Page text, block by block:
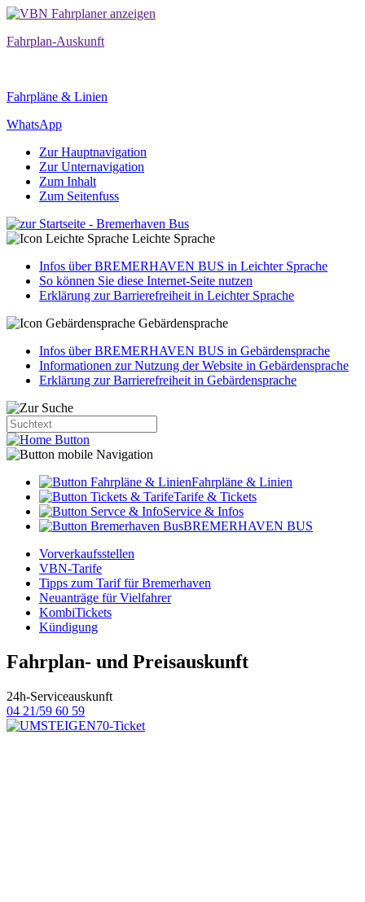
Fahrplan-Auskunft
Fahrpläne & Linien
WhatsApp
Zur Hauptnavigation
Zur Unternavigation
Zum Inhalt
Zum Seitenfuss
Leichte Sprache
Infos über BREMERHAVEN BUS in Leichter Sprache
So können Sie diese Internet-Seite nutzen
Erklärung zur Barrierefreiheit in Leichter Sprache
Gebärdensprache
Infos über BREMERHAVEN BUS in Gebärdensprache
Informationen zur Nutzung der Website in Gebärdensprache
Erklärung zur Barrierefreiheit in Gebärdensprache
Fahrpläne & Linien
Tarife & Tickets
Service & Infos
BREMERHAVEN BUS
Vorverkaufsstellen
VBN-Tarife
Tipps zum Tarif für Bremerhaven
Neuanträge für Vielfahrer
KombiTickets
Kündigung
Fahrplan- und Preisauskunft
24h-Serviceauskunft
04 21/59 60 59